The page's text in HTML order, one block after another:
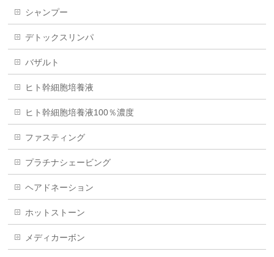
シャンプー
デトックスリンパ
バザルト
ヒト幹細胞培養液
ヒト幹細胞培養液100％濃度
ファスティング
プラチナシェービング
ヘアドネーション
ホットストーン
メディカーボン